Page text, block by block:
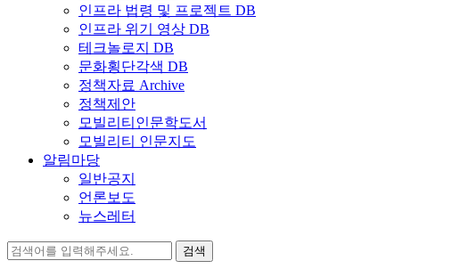
인프라 법령 및 프로젝트 DB
인프라 위기 영상 DB
테크놀로지 DB
문화횡단각색 DB
정책자료 Archive
정책제안
모빌리티인문학도서
모빌리티 인문지도
알림마당
일반공지
언론보도
뉴스레터
검